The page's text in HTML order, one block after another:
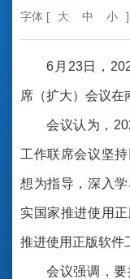
字体 [
大 中 小 ]
6月23日，
席（扩大）会议在
会议认为，
工作联席会议坚
想为指导，深入
实国家推进使用
推进使用正版软件
会议强调，